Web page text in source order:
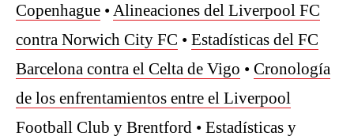
Copenhague •Alineaciones del Liverpool FC
contra Norwich City FC • Estadísticas del FC
Barcelona contra el Celta de Vigo • Cronología
de los enfrentamientos entre el Liverpool
Football Club y Brentford • Estadísticas y